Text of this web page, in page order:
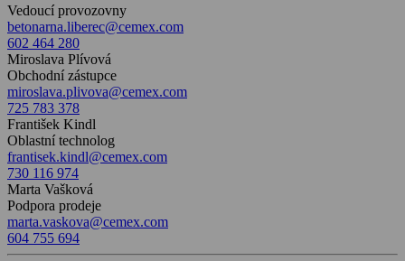
Vedoucí provozovny
betonarna.liberec@cemex.com
602 464 280
Miroslava Plívová
Obchodní zástupce
miroslava.plivova@cemex.com
725 783 378
František Kindl
Oblastní technolog
frantisek.kindl@cemex.com
730 116 974
Marta Vašková
Podpora prodeje
marta.vaskova@cemex.com
604 755 694